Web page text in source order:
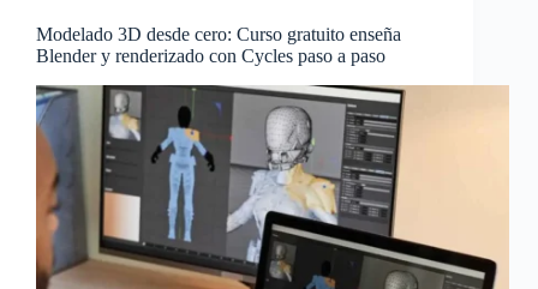
Modelado 3D desde cero: Curso gratuito enseña
Blender y renderizado con Cycles paso a paso